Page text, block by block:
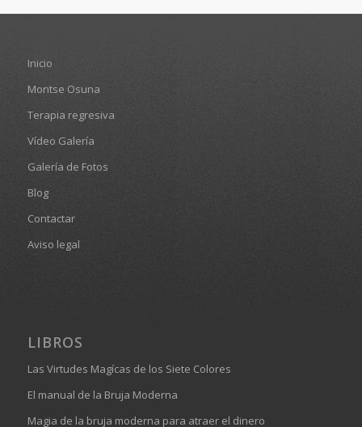
Inicio
Montse Osuna
Terapia regresiva
Vídeo Galería
Galería de Fotos
Blog
Contactar
Aviso legal
LIBROS
Las Virtudes Magícas de los Siete Colores
El manual de la Bruja Moderna
Magia de la bruja moderna para atraer el dinero